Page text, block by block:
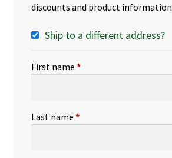
discounts and product information
Ship to a different address?
First name *
Last name *